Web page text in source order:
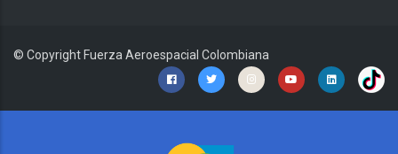
© Copyright Fuerza Aeroespacial Colombiana